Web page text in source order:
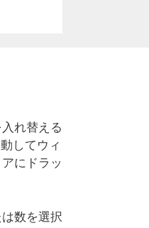
れ替える
してウィ
にドラッ
数を選択